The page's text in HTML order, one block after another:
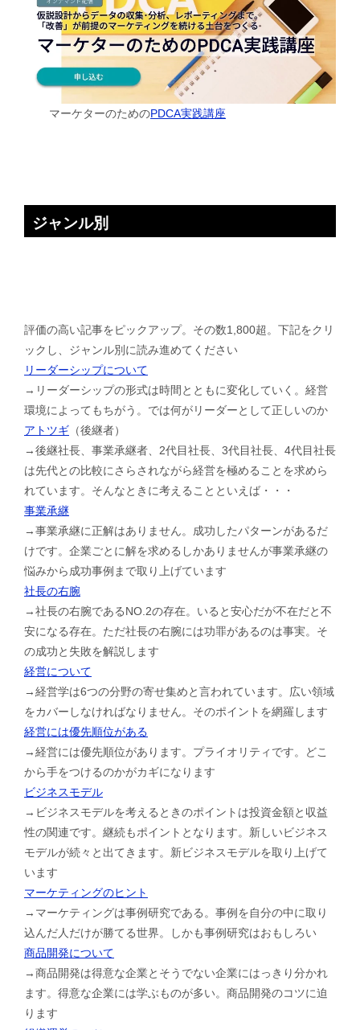
マーケターのためのPDCA実践講座
ジャンル別
評価の高い記事をピックアップ。その数1,800超。下記をクリ
ックし、ジャンル別に読み進めてください
リーダーシップについて
→リーダーシップの形式は時間とともに変化していく。経営
環境によってもちがう。では何がリーダーとして正しいのか
アトツギ （後継者）
→後継社長、事業承継者、2代目社長、3代目社長、4代目社長
は先代との比較にさらされながら経営を極めることを求めら
れています。そんなときに考えることといえば・・・
事業承継
→事業承継に正解はありません。成功したパターンがあるだ
けです。企業ごとに解を求めるしかありませんが事業承継の
悩みから成功事例まで取り上げています
社長の右腕
→社長の右腕であるNO.2の存在。いると安心だが不在だと不
安になる存在。ただ社長の右腕には功罪があるのは事実。そ
の成功と失敗を解説します
経営について
→経営学は6つの分野の寄せ集めと言われています。広い領域
をカバーしなければなりません。そのポイントを網羅します
経営には優先順位がある
→経営には優先順位があります。プライオリティです。どこ
から手をつけるのかがカギになります
ビジネスモデル
→ビジネスモデルを考えるときのポイントは投資金額と収益
性の関連です。継続もポイントとなります。新しいビジネス
モデルが続々と出てきます。新ビジネスモデルを取り上げて
います
マーケティングのヒント
→マーケティングは事例研究である。事例を自分の中に取り
込んだ人だけが勝てる世界。しかも事例研究はおもしろい
商品開発について
→商品開発は得意な企業とそうでない企業にはっきり分かれ
ます。得意な企業には学ぶものが多い。商品開発のコツに迫
ります